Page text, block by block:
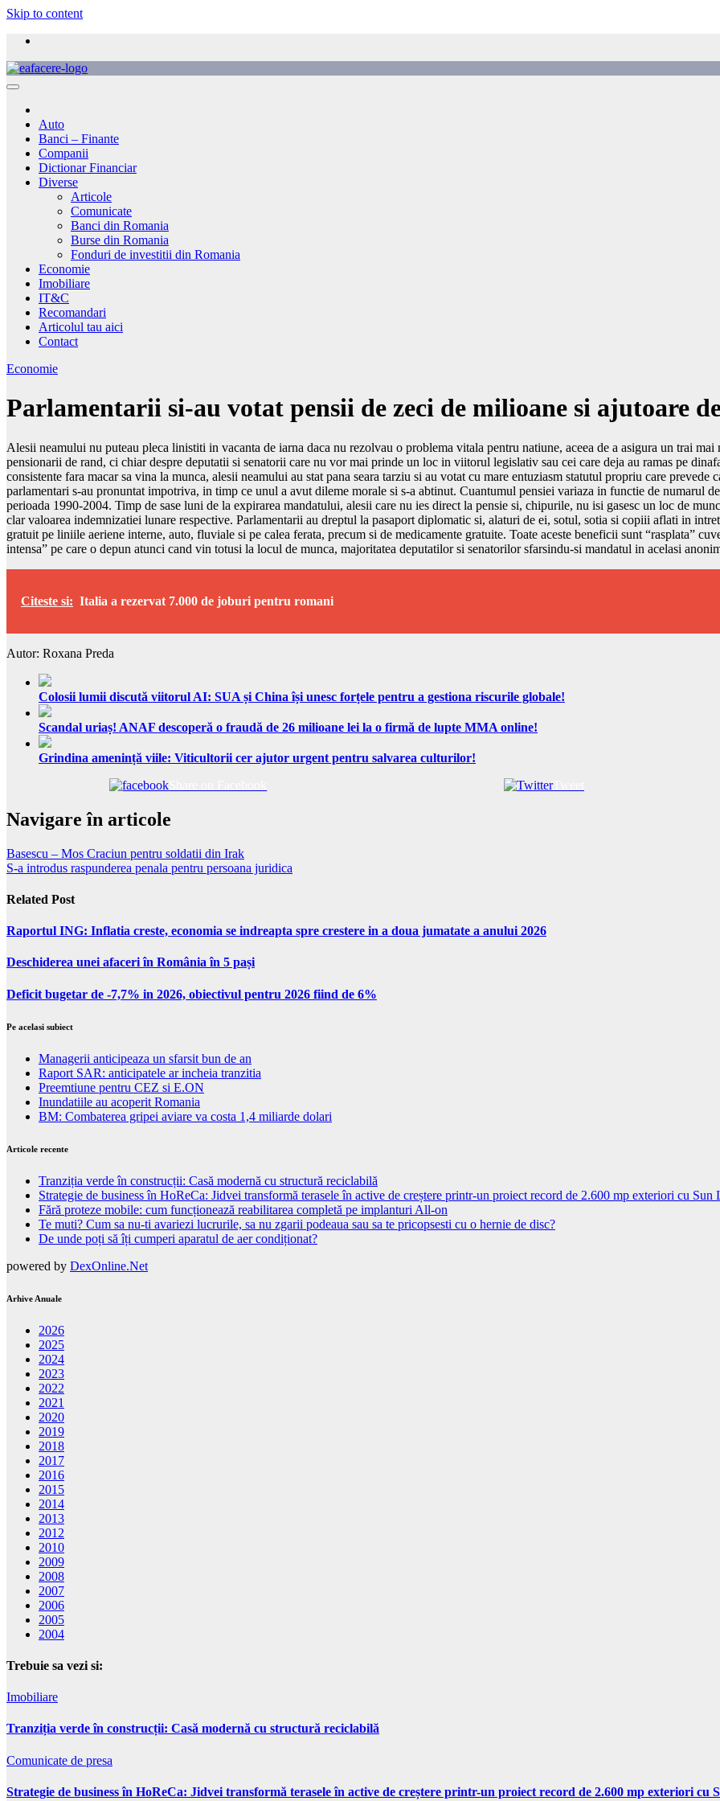
Skip to content
Auto
Banci – Finante
Companii
Dictionar Financiar
Diverse
Articole
Comunicate
Banci din Romania
Burse din Romania
Fonduri de investitii din Romania
Economie
Imobiliare
IT&C
Recomandari
Articolul tau aici
Contact
Economie
Parlamentarii si-au votat pensii de zeci de milioane si ajutoare
Alesii neamului nu puteau pleca linistiti in vacanta de iarna daca nu rezolvau o problema vitala pentru natiune, aceea de a asigura un trai
pensionarii de rand, ci chiar despre deputatii si senatorii care nu vor mai prinde un loc in viitorul legislativ sau cei care deja au ramas pe
consistente fara macar sa vina la munca, alesii neamului au stat pana seara tarziu si au votat cu mare entuziasm statutul propriu care
parlamentari s-au pronuntat impotriva, in timp ce unul a avut dileme morale si s-a abtinut. Cuantumul pensiei variaza in functie de numarul
perioada 1990-2004. Timp de sase luni de la expirarea mandatului, alesii care nu ies direct la pensie si, chipurile, nu isi gasesc un loc de
clar valoarea indemnizatiei lunare respective. Parlamentarii au dreptul la pasaport diplomatic si, alaturi de ei, sotul, sotia si copiii aflati in
gratuit pe liniile aeriene interne, auto, fluviale si pe calea ferata, precum si de medicamente gratuite. Toate aceste beneficii sunt “rasplata”
intensa” pe care o depun atunci cand vin totusi la locul de munca, majoritatea deputatilor si senatorilor sfarsindu-si mandatul in acelasi
Citeste si: Italia a rezervat 7.000 de joburi pentru romani
Autor: Roxana Preda
Colosii lumii discută viitorul AI: SUA și China își unesc forțele pentru a gestiona riscurile globale!
Scandal uriaș! ANAF descoperă o fraudă de 26 milioane lei la o firmă de lupte MMA online!
Grindina amenință viile: Viticultorii cer ajutor urgent pentru salvarea culturilor!
Tweet
Navigare în articole
Basescu – Mos Craciun pentru soldatii din Irak
S-a introdus raspunderea penala pentru persoana juridica
Related Post
Raportul ING: Inflatia creste, economia se indreapta spre crestere in a doua jumatate a anului 2026
Deschiderea unei afaceri în România în 5 pași
Deficit bugetar de -7,7% in 2026, obiectivul pentru 2026 fiind de 6%
Pe acelasi subiect
Managerii anticipeaza un sfarsit bun de an
Raport SAR: anticipatele ar incheia tranzitia
Preemtiune pentru CEZ si E.ON
Inundatiile au acoperit Romania
BM: Combaterea gripei aviare va costa 1,4 miliarde dolari
Articole recente
Tranziția verde în construcții: Casă modernă cu structură reciclabilă
Strategie de business în HoReCa: Jidvei transformă terasele în active de creștere printr-un proiect record de 2.600 mp exteriori cu Sun
Fără proteze mobile: cum funcționează reabilitarea completă pe implanturi All-on
Te muti? Cum sa nu-ti avariezi lucrurile, sa nu zgarii podeaua sau sa te pricopsesti cu o hernie de disc?
De unde poți să îți cumperi aparatul de aer condiționat?
powered by DexOnline.Net
Arhive Anuale
2026
2025
2024
2023
2022
2021
2020
2019
2018
2017
2016
2015
2014
2013
2012
2010
2009
2008
2007
2006
2005
2004
Trebuie sa vezi si:
Imobiliare
Tranziția verde în construcții: Casă modernă cu structură reciclabilă
Comunicate de presa
Strategie de business în HoReCa: Jidvei transformă terasele în active de creștere printr-un proiect record de 2.600 mp exteriori cu